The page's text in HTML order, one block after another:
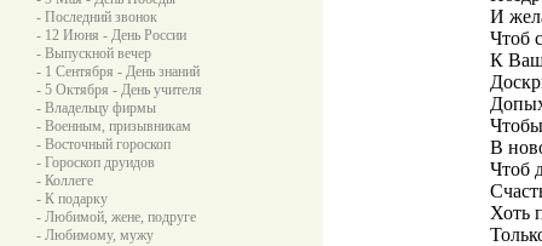
- Последний звонок
- 12 Июня - День России
- Выпускной вечер
- 1 Сентября - День знаний
- 5 Октября - День учителя
- Владельцу фирмы
- Военным, призывникам
- Восточный гороскоп
- Гороскоп друидов
- Коллеге
- К подарку
- Любимой, жене, подруге
- Любимому, мужу
И
Чтоб
К
В
Чтоб
Хоть